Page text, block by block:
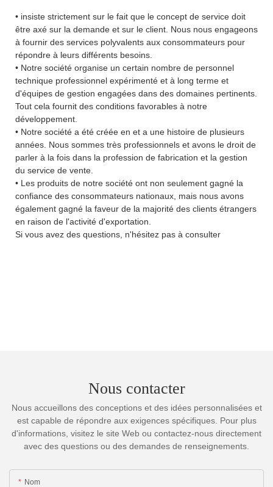
• insiste strictement sur le fait que le concept de service doit
être axé sur la demande et sur le client. Nous nous engageons
à fournir des services polyvalents aux consommateurs pour
répondre à leurs différents besoins.
• Notre société organise un certain nombre de personnel
technique professionnel expérimenté et à long terme et
d'équipes de gestion engagées dans des domaines pertinents.
Tout cela fournit des conditions favorables à notre
développement.
• Notre société a été créée en et a une histoire de plusieurs
années. Nous sommes très professionnels et avons le droit de
parler à la fois dans la profession de fabrication et la gestion
du service de vente.
• Les produits de notre société ont non seulement gagné la
confiance des consommateurs nationaux, mais nous avons
également gagné la faveur de la majorité des clients étrangers
en raison de l'activité d'exportation.
Si vous avez des questions, n'hésitez pas à consulter
Nous contacter
Nous accueillons des conceptions et des idées personnalisées et
est capable de répondre aux exigences spécifiques. Pour plus
d'informations, visitez le site Web ou contactez-nous directement
avec des questions ou des demandes de renseignements.
Nom